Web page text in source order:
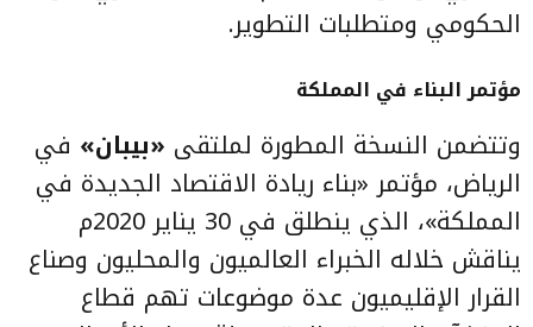
الحكومي ومتطلبات التطوير.
مؤتمر البناء في المملكة
وتتضمن النسخة المطورة لملتقى «بيبان» في
الرياض، مؤتمر «بناء ريادة الاقتصاد الجديدة في
المملكة»، الذي ينطلق في 30 يناير 2020م
يناقش خلاله الخبراء العالميون والمحليون وصناع
القرار الإقليميون عدة موضوعات تهم قطاع